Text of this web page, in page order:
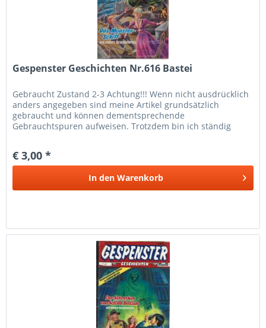
Gespenster Geschichten Nr.616 Bastei
Gebraucht Zustand 2-3 Achtung!!! Wenn nicht ausdrücklich
anders angegeben sind meine Artikel grundsätzlich
gebraucht und können dementsprechende
Gebrauchtspuren aufweisen. Trotzdem bin ich ständig
€ 3,00 *
In den Warenkorb